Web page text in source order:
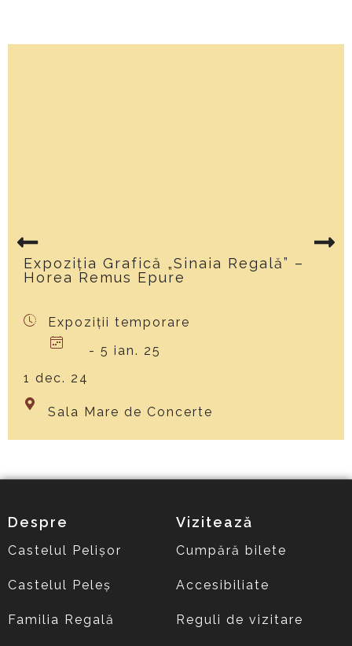
Expoziția Grafică „Sinaia Regală” –
Horea Remus Epure
Expoziții temporare
1 dec. 24
- 5 ian. 25
Sala Mare de Concerte
Despre
Castelul Pelișor
Castelul Peleș
Familia Regală
Vizitează
Cumpără bilete
Accesibiliate
Reguli de vizitare